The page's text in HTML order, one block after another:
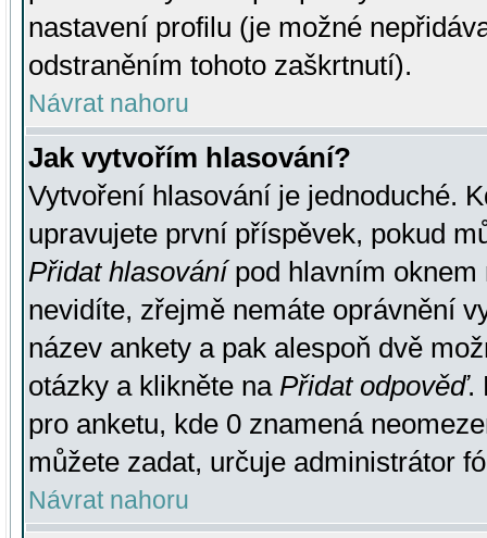
nastavení profilu (je možné
odstraněním tohoto zaškrtnutí).
Návrat nahoru
Jak vytvořím hlasování?
Vytvoření hlasování je jednoduché.
upravujete první příspěvek, pokud
Přidat hlasovánípod hlavním oknem
nevidíte, zřejmě nemáte oprávnění
název ankety a pak alespoň dvě
otázky a klikněte na Přidat odpověď.
pro anketu, kde 0 znamená
můžete zadat, určuje administrátor
Návrat nahoru